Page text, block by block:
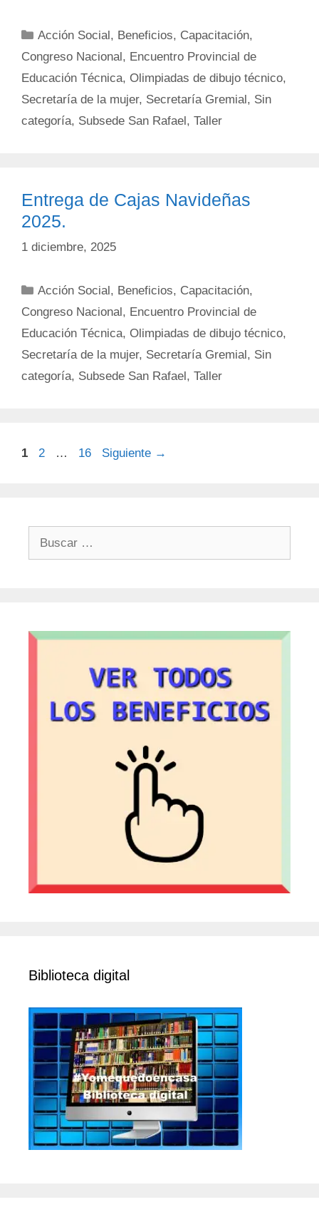
Categorías
Acción Social , Beneficios, Capacitación,
Congreso Nacional , Encuentro Provincial de
Educación Técnica, Olimpiadas de dibujo técnico,
Secretaría de la mujer, Secretaría Gremial , Sin
categoría, Subsede San Rafael , Taller
Entrega de Cajas Navideñas
2025.
1 diciembre, 2025
Categorías
Acción Social, Beneficios, Capacitación,
Congreso Nacional, Encuentro Provincial de
Educación Técnica, Olimpiadas de dibujo técnico,
Secretaría de la mujer, Secretaría Gremial, Sin
categoría, Subsede San Rafael, Taller
Página
1 Página
2 … Página
16 Siguiente →
Biblioteca digital